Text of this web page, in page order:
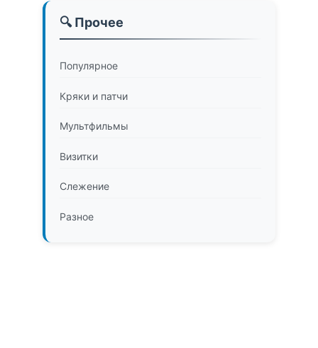
🔍 Прочее
Популярное
Кряки и патчи
Мультфильмы
Визитки
Слежение
Разное